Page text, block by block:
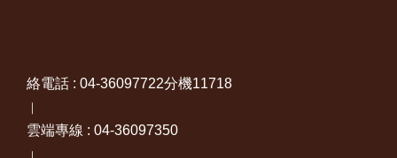
絡電話 : 04-36097722分機11718
｜
雲端專線 : 04-36097350